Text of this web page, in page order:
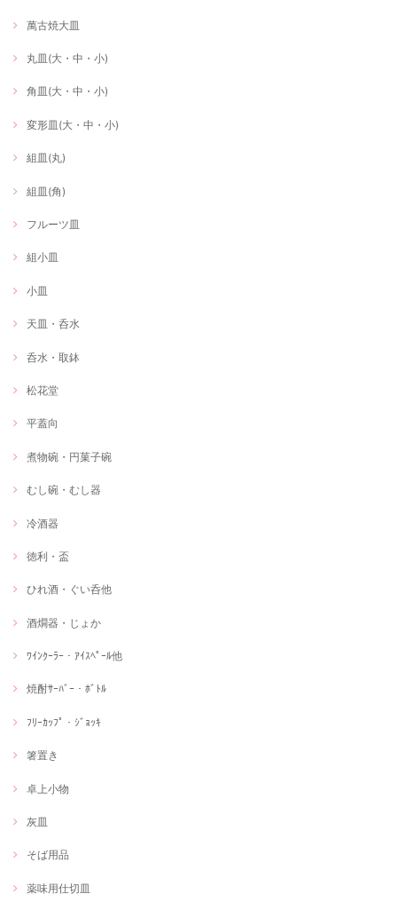
萬古焼大皿
丸皿(大・中・小)
角皿(大・中・小)
変形皿(大・中・小)
組皿(丸)
組皿(角)
フルーツ皿
組小皿
小皿
天皿・呑水
呑水・取鉢
松花堂
平蓋向
煮物碗・円菓子碗
むし碗・むし器
冷酒器
徳利・盃
ひれ酒・ぐい呑他
酒燗器・じょか
ﾜｲﾝｸｰﾗｰ・ｱｲｽﾍﾟｰﾙ他
焼酎ｻｰﾊﾞｰ・ﾎﾞﾄﾙ
ﾌﾘｰｶｯﾌﾟ・ｼﾞｮｯｷ
箸置き
卓上小物
灰皿
そば用品
薬味用仕切皿